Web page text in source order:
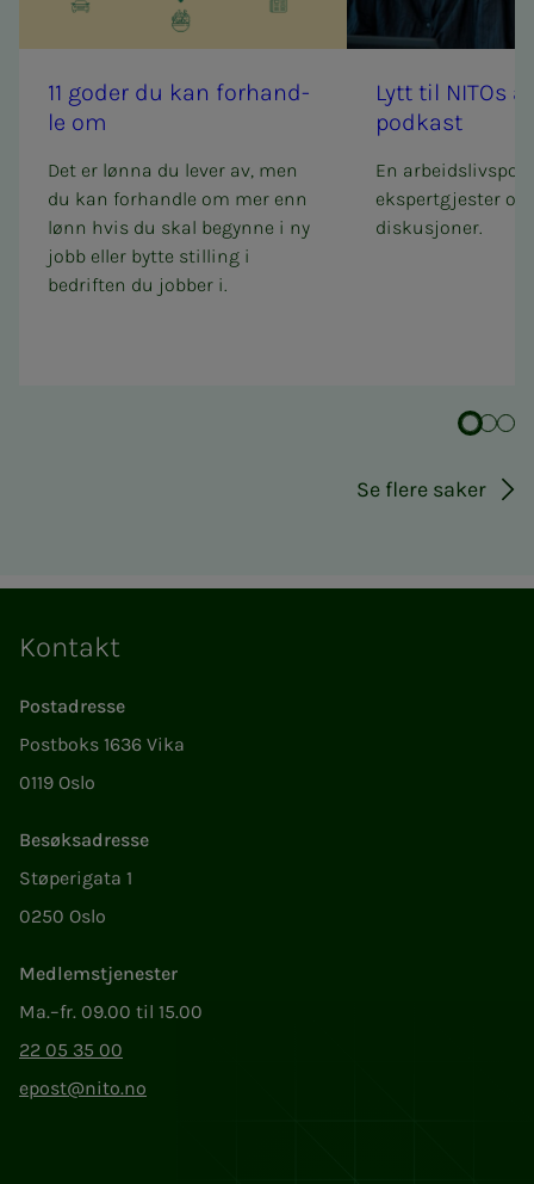
11 go­­­der du kan for­hand­­­
le om
Det er lønna du lever av, men
du kan forhandle om mer enn
lønn hvis du skal begynne i ny
jobb eller bytte stilling i
bedriften du jobber i.
Lytt til NITOs
podkast
En
ekspertgjester
diskusjoner.
Se flere saker
Kontakt
Postadresse
Postboks 1636 Vika
0119 Oslo
Besøksadresse
Støperigata 1
0250 Oslo
Medlemstjenester
Ma.–fr. 09.00 til 15.00
22 05 35 00
epost@nito.no